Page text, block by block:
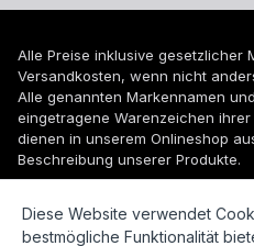
Alle Preise inklusive gesetzlicher
Versandkosten, wenn nicht
Alle genannten Markennamen
eingetragene Warenzeichen
dienen in unserem Onlineshop
Beschreibung unserer Produkte.
© 2026 WUH24.de - Weigel und
Sanitärtechnik GmbH
Diese Website verwendet
bestmögliche Funktionalität